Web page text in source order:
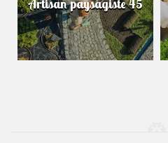
Artisan paysagiste 45